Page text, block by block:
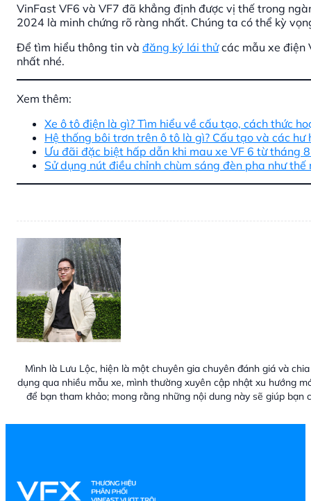
VinFast VF6 và VF7 đã khẳng định được vị thế trong
2024 là minh chứng rõ ràng nhất. Chúng ta có thể kỳ
Để tìm hiểu thông tin và đăng ký lái thửcác mẫu xe điện
nhất nhé.
Xem thêm:
Xe ô tô điện là gì? Tìm hiểu về cấu tạo, cách thức
Hệ thống bôi trơn trên ô tô là gì? Cấu tạo và các hư
Ưu đãi đặc biệt hấp dẫn khi mau xe VF 6 từ tháng
Sử dụng nút điều chỉnh chùm sáng đèn pha như
Mình là Lưu Lộc, hiện là một chuyên gia chuyên đánh giá và
dụng qua nhiều mẫu xe, mình thường xuyên cập nhật xu hướng
để bạn tham khảo; mong rằng những nội dung này sẽ giúp